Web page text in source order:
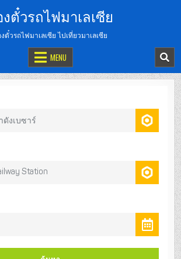
ตั๋วรถไฟมาเลเซีย
ตั๋วรถไฟมาเลเซีย ไปเที่ยวมาเลเซีย
MENU